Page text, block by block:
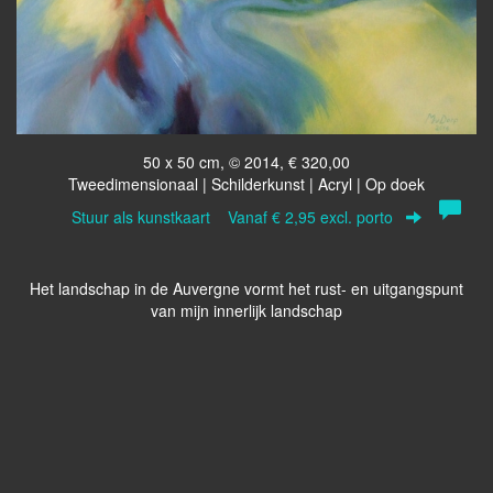
50 x 50 cm, © 2014, € 320,00
Tweedimensionaal | Schilderkunst | Acryl | Op doek
Stuur als kunstkaart Vanaf € 2,95 excl. porto
Het landschap in de Auvergne vormt het rust- en uitgangspunt
van mijn innerlijk landschap